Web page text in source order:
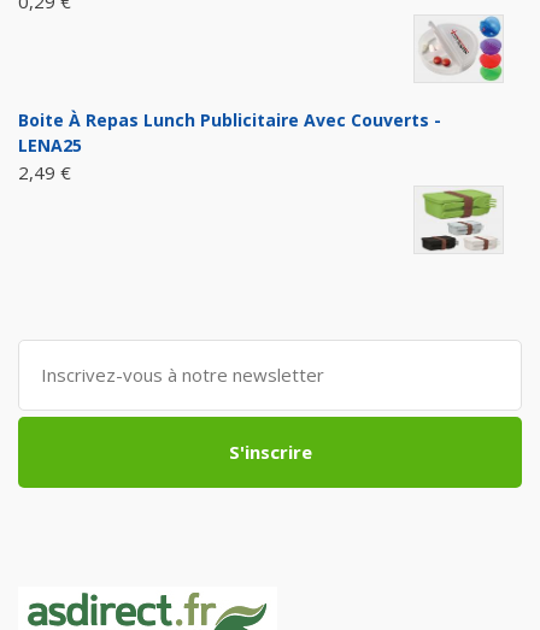
Boite À Repas Lunch Publicitaire Avec Couverts -
LENA25
2,49 €
S'inscrire